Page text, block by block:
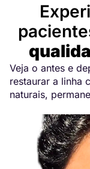
Veja o antes e
restaurar a linha
naturais,